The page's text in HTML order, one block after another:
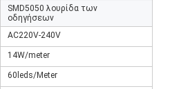
SMD5050 λουρίδα των
οδηγήσεων
AC220V-240V
14W/meter
60leds/Meter